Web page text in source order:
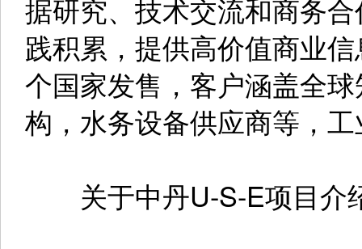
据研究、技术交流和商务
践积累，提供高价值商业
个国家发售，客户涵盖全
构，水务设备供应商等，
关于中丹U-S-E项目介